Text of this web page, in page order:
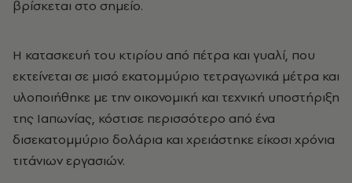
βρίσκεται στο σημείο.
Η κατασκευή του κτιρίου από πέτρα και γυαλί, που
εκτείνεται σε μισό εκατομμύριο τετραγωνικά μέτρα και
υλοποιήθηκε με την οικονομική και τεχνική υποστήριξη
της Ιαπωνίας, κόστισε περισσότερο από ένα
δισεκατομμύριο δολάρια και χρειάστηκε είκοσι χρόνια
τιτάνιων εργασιών.